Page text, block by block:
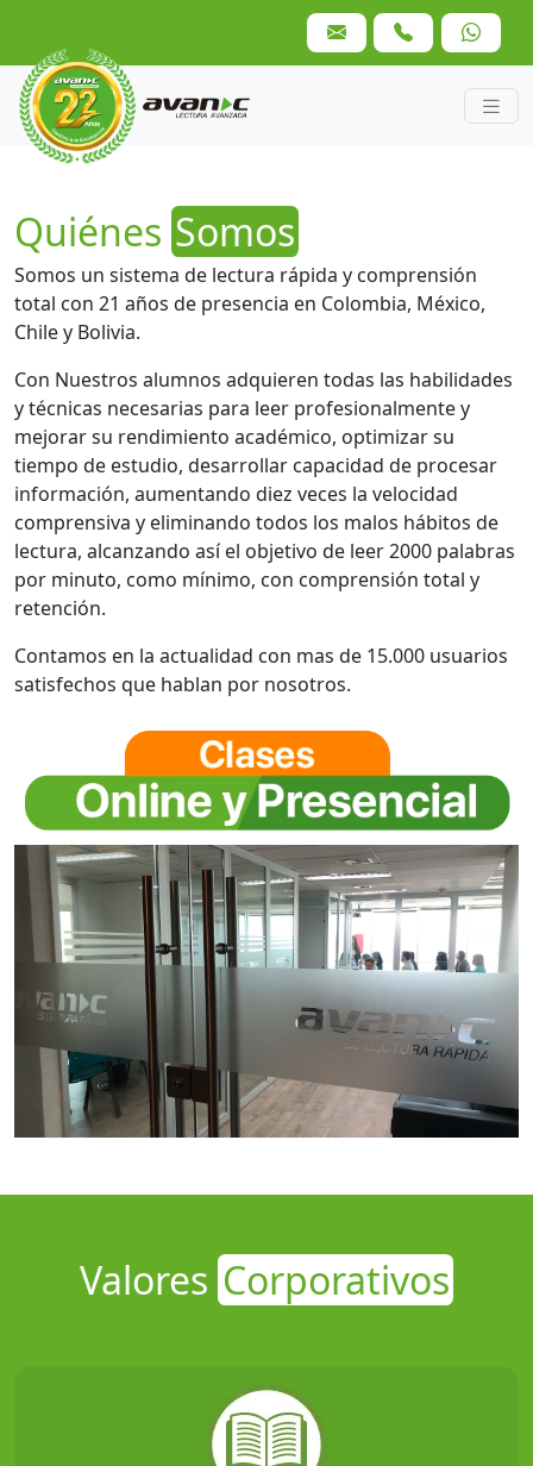
Quiénes Somos
Somos un sistema de lectura rápida y comprensión
total con 21 años de presencia en Colombia, México,
Chile y Bolivia.
Con Nuestros alumnos adquieren todas las habilidades
y técnicas necesarias para leer profesionalmente y
mejorar su rendimiento académico, optimizar su
tiempo de estudio, desarrollar capacidad de procesar
información, aumentando diez veces la velocidad
comprensiva y eliminando todos los malos hábitos de
lectura, alcanzando así el objetivo de leer 2000 palabras
por minuto, como mínimo, con comprensión total y
retención.
Contamos en la actualidad con mas de 15.000 usuarios
satisfechos que hablan por nosotros.
Valores Corporativos